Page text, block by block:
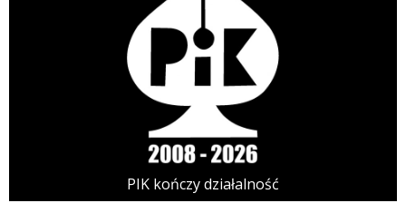
PIK kończy działalność